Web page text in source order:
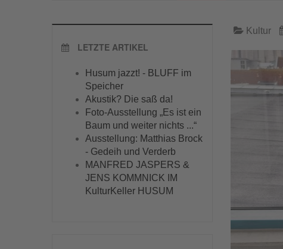
Kultur
LETZTE ARTIKEL
Husum jazzt! - BLUFF im
Speicher
Akustik? Die saß da!
Foto-Ausstellung „Es ist ein
Baum und weiter nichts ...“
Ausstellung: Matthias Brock
- Gedeih und Verderb
MANFRED JASPERS &
JENS KOMMNICK IM
KulturKeller HUSUM